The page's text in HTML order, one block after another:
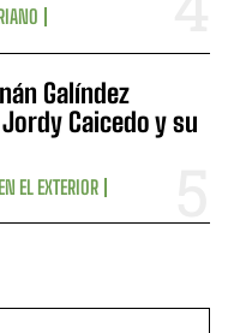
Galíndez
Caicedo y su
EL EXTERIOR